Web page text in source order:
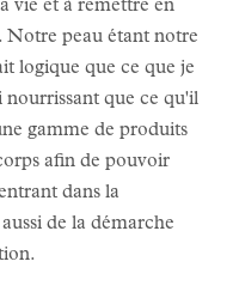
vie et à remettre en
Notre peau étant notre
logique que ce que je
nourrissant que ce qu'il
gamme de produits
afin de pouvoir
dans la
de la démarche